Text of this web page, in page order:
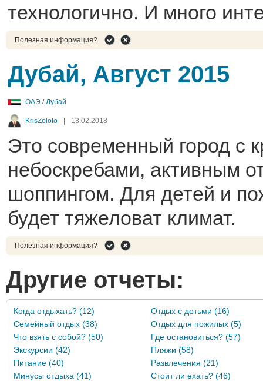
технологично. И много
Полезная информация?
Дубай, Август 2015
ОАЭ /Дубай
KrisZoloto 13.02.2018
Это современный город с
небоскребами, активным
шоппингом. Для детей и
будет тяжеловат климат.
Полезная информация?
Другие отчеты:
Когда отдыхать? (12)
Отдых с детьми (16)
Семейный отдых (38)
Отдых для пожилых (5)
Что взять с собой? (50)
Где остановиться? (57)
Экскурсии (42)
Пляжи (58)
Питание (40)
Развлечения (21)
Минусы отдыха (41)
Стоит ли ехать? (46)